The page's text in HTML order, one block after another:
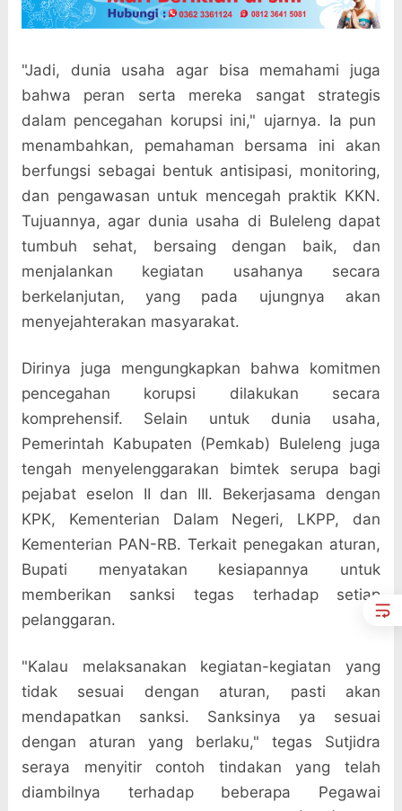
"Jadi, dunia usaha agar bisa memahami juga
bahwa peran serta mereka sangat strategis
dalam pencegahan korupsi ini," ujarnya. Ia pun
menambahkan, pemahaman bersama ini akan
berfungsi sebagai bentuk antisipasi, monitoring,
dan pengawasan untuk mencegah praktik KKN.
Tujuannya, agar dunia usaha di Buleleng dapat
tumbuh sehat, bersaing dengan baik, dan
menjalankan kegiatan usahanya secara
berkelanjutan, yang pada ujungnya akan
menyejahterakan masyarakat.
Dirinya juga mengungkapkan bahwa komitmen
pencegahan korupsi dilakukan secara
komprehensif. Selain untuk dunia usaha,
Pemerintah Kabupaten (Pemkab) Buleleng juga
tengah menyelenggarakan bimtek serupa bagi
pejabat eselon II dan III. Bekerjasama dengan
KPK, Kementerian Dalam Negeri, LKPP, dan
Kementerian PAN-RB. Terkait penegakan aturan,
Bupati menyatakan kesiapannya untuk
memberikan sanksi tegas terhadap setiap
pelanggaran.
"Kalau melaksanakan kegiatan-kegiatan yang
tidak sesuai dengan aturan, pasti akan
mendapatkan sanksi. Sanksinya ya sesuai
dengan aturan yang berlaku," tegas Sutjidra
seraya menyitir contoh tindakan yang telah
diambilnya terhadap beberapa Pegawai